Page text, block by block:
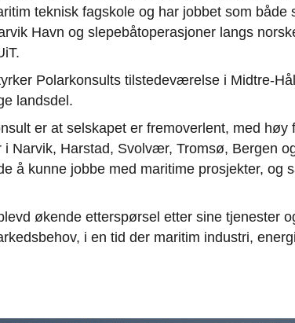
teknisk fagskole og har jobbet som
Havn og slepebåtoperasjoner langs
Polarkonsults tilstedeværelse i Midtre-
landsdel.
er at selskapet er fremoverlent, med
i Narvik, Harstad, Svolvær, Tromsø, Bergen
å kunne jobbe med maritime prosjekter, og
økende etterspørsel etter sine tjenester
i en tid der maritim industri,